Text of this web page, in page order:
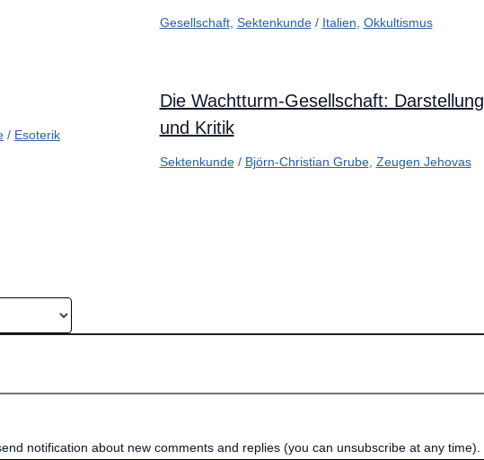
Gesellschaft, Sektenkunde/ Italien Okkultismus
/ Esoterik
Die Wachtturm-Gesellschaft: Darstellung
und Kritik
Sektenkunde/ Björn-Christian Grube, Zeugen Jehovas
notification about new comments and replies (you can unsubscribe at any time).